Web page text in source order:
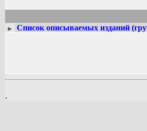
► Список описываемых изданий
.